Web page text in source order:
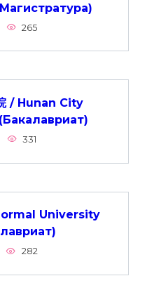
265
/ Hunan City
331
University
282